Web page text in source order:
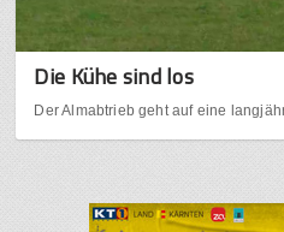
Die Kühe sind los
Der Almabtrieb geht auf eine